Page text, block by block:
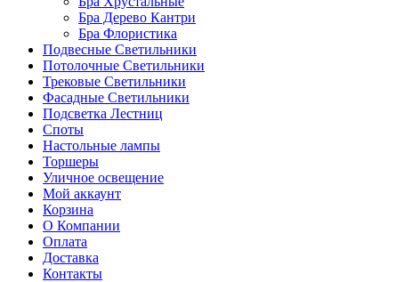
Бра Дерево Кантри
Бра Флористика
Подвесные Светильники
Потолочные Светильники
Трековые Светильники
Фасадные Светильники
Подсветка Лестниц
Споты
Настольные лампы
Торшеры
Уличное освещение
Мой аккаунт
Корзина
О Компании
Оплата
Доставка
Контакты